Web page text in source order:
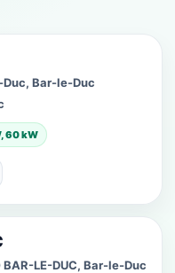
Bar-le-Duc
60 kW
LE-DUC, Bar-le-Duc